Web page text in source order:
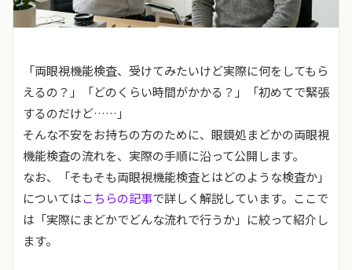
「両眼視機能検査、受けてみたいけど実際に何をしてもら
えるの？」「どのくらい時間がかかる？」「初めてで緊張
するのだけど……」
そんな不安をお持ちの方のために、眼鏡処まどかの両眼視
機能検査の流れを、実際の手順に沿って公開します。
なお、「そもそも両眼視機能検査とはどのような検査か」
についてはこちらの記事で詳しく解説しています。ここで
は「実際にまどかでどんな流れで行うか」に絞って紹介し
ます。